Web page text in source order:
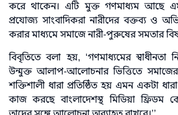
করে থাকেন। এটি মুক্ত গণমাধ্যম আছে
প্রযোজ্য সাংবাদিকরা নারীদের বক্তব্য ও
করার মাধ্যমে সমাজে নারী-পুরুষের সমতার
বিবৃতিতে বলা হয়, ‘গণমাধ্যমের স্বাধীনতা
উন্মুক্ত আলাপ-আলোচনার ভিত্তিতে
শক্তিশালী ধারা প্রতিষ্ঠিত হয় এমন একটা ধারা
কাজ করছে বাংলাদেশস্থ মিডিয়া ফ্রিডম